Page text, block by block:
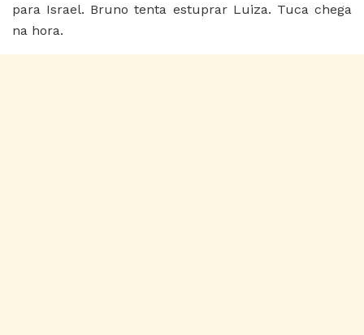
para Israel. Bruno tenta estuprar Luiza. Tuca chega
na hora.